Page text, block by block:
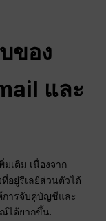
ของ
และ
เติม เนื่องจาก
อยู่รีเลย์ส่วนตัวได้
การจับคู่บัญชีและ
ได้ยากขึ้น.